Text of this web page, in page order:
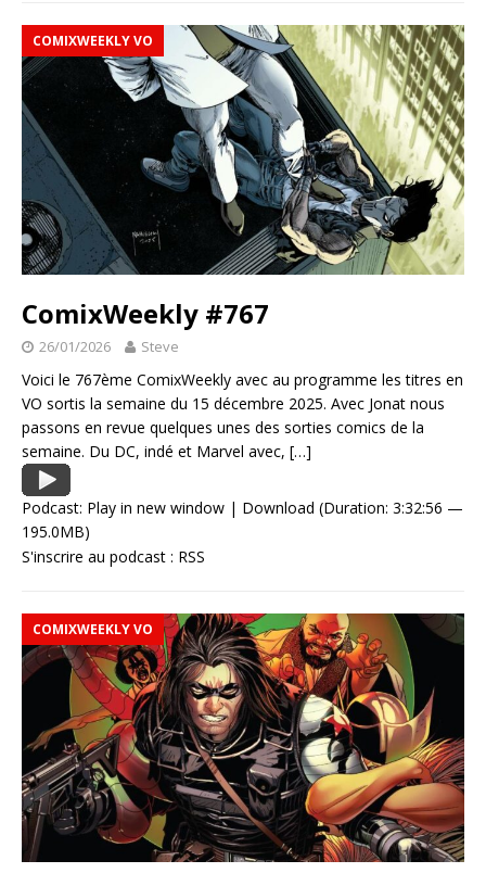
COMIXWEEKLY VO
ComixWeekly #767
26/01/2026 Steve
Voici le 767ème ComixWeekly avec au programme les titres en
VO sortis la semaine du 15 décembre 2025. Avec Jonat nous
passons en revue quelques unes des sorties comics de la
semaine. Du DC, indé et Marvel avec, […]
Podcast: Play in new window | Download (Duration: 3:32:56 —
195.0MB)
S'inscrire au podcast : RSS
COMIXWEEKLY VO